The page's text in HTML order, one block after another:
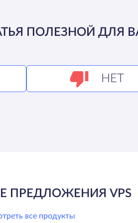
ПОЛЕЗНОЙ ДЛЯ
НЕТ
ПРЕДЛОЖЕНИЯ VPS
все продукты